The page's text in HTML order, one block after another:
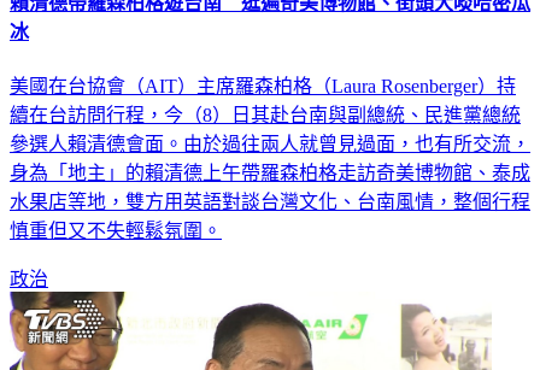
冰
美國在台協會（AIT）主席羅森柏格（Laura Rosenberger）持
續在台訪問行程，今（8）日其赴台南與副總統、民進黨總統
參選人賴清德會面。由於過往兩人就曾見過面，也有所交流，
身為「地主」的賴清德上午帶羅森柏格走訪奇美博物館、泰成
水果店等地，雙方用英語對談台灣文化、台南風情，整個行程
慎重但又不失輕鬆氛圍。
政治